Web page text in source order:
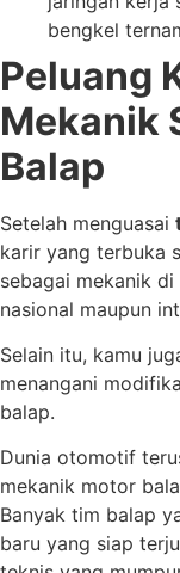
bengkel
Peluang
Mekanik
Balap
Setelah menguasai
karir yang terbuka
sebagai mekanik
nasional maupun
Selain itu, kamu
menangani
balap.
Dunia otomotif
mekanik motor
Banyak tim balap
baru yang siap